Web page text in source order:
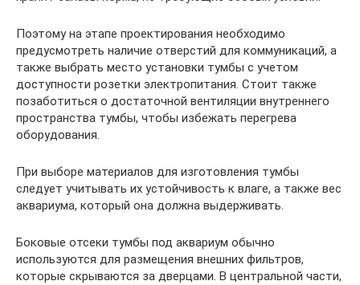
Поэтому на этапе проектирования необходимо
предусмотреть наличие отверстий для коммуникаций, а
также выбрать место установки тумбы с учетом
доступности розетки электропитания. Стоит также
позаботиться о достаточной вентиляции внутреннего
пространства тумбы, чтобы избежать перегрева
оборудования.
При выборе материалов для изготовления тумбы
следует учитывать их устойчивость к влаге, а также вес
аквариума, который она должна выдерживать.
Боковые отсеки тумбы под аквариум обычно
используются для размещения внешних фильтров,
которые скрываются за дверцами. В центральной части,